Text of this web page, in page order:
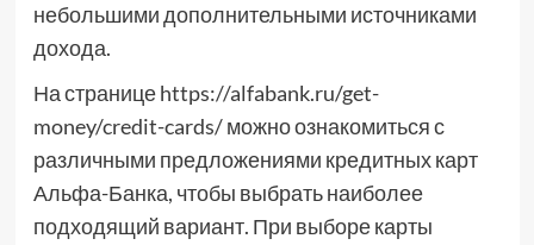
небольшими дополнительными источниками
дохода.
На странице https://alfabank.ru/get-
money/credit-cards/ можно ознакомиться с
различными предложениями кредитных карт
Альфа-Банка, чтобы выбрать наиболее
подходящий вариант. При выборе карты